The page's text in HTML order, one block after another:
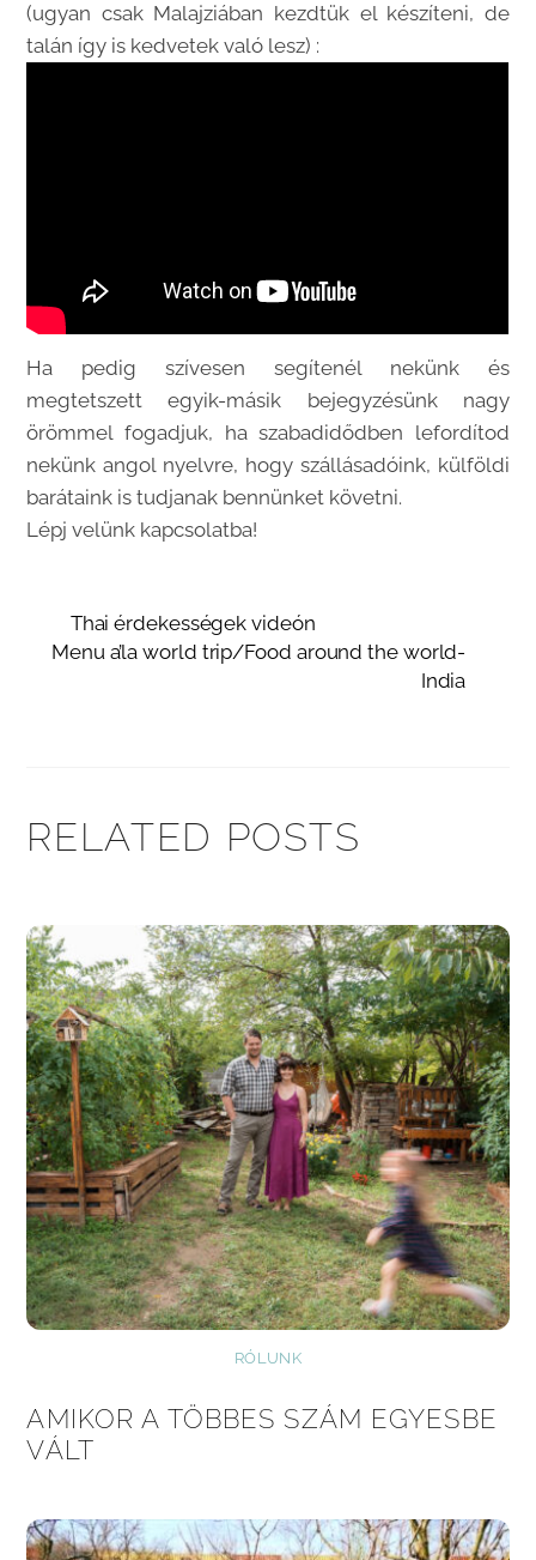
(ugyan csak Malajziában kezdtük el készíteni, de
talán így is kedvetek való lesz) :
Ha pedig szívesen segítenél nekünk és
megtetszett egyik-másik bejegyzésünk nagy
örömmel fogadjuk, ha szabadidődben lefordítod
nekünk angol nyelvre, hogy szállásadóink, külföldi
barátaink is tudjanak bennünket követni.
Lépj velünk kapcsolatba!
Thai érdekességek videón
Menu a’la world trip/Food around the world-
India
RELATED POSTS
RÓLUNK
AMIKOR A TÖBBES SZÁM EGYESBE
VÁLT